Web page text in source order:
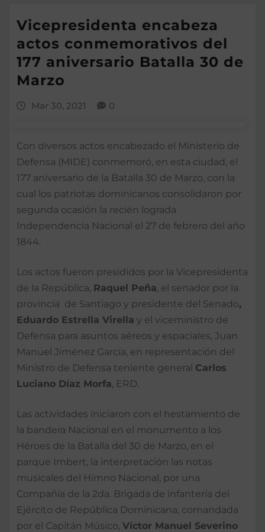
Vicepresidenta encabeza
actos conmemorativos del
177 aniversario Batalla 30 de
Marzo
Mar 30, 2021 0
Con diversos actos encabezado el Ministerio de
Defensa (MIDE) conmemoró, en esta ciudad, el
177 aniversario de la Batalla 30 de Marzo, con la
cual los patriotas dominicanos consolidaron por
segunda ocasión la recién lograda
Independencia Nacional el 27 de febrero del año
1844.
Los actos fueron presididos por la Vicepresidenta
de la República, Raquel Peña, el senador por la
provincia de Santiago y presidente del Senado,
Eduardo Estrella Virella y el viceministro de
Defensa para asuntos aéreos y espaciales, Juan
Manuel Jiménez García, en representación del
Ministro de Defensa teniente general Carlos
Luciano Díaz Morfa, ERD.
Las actividades iniciaron con el hestamiento de
la bandera Nacional en el monumento a los
Héroes de la Batalla del 30 de Marzo, en el
parque Imbert, la interpretación las notas
musicales del Himno Nacional, por una
Compañía de la 2da. Brigada de infantería del
Ejército de República Dominicana, comandada
por el Capitán Músico, Víctor Manuel Severino